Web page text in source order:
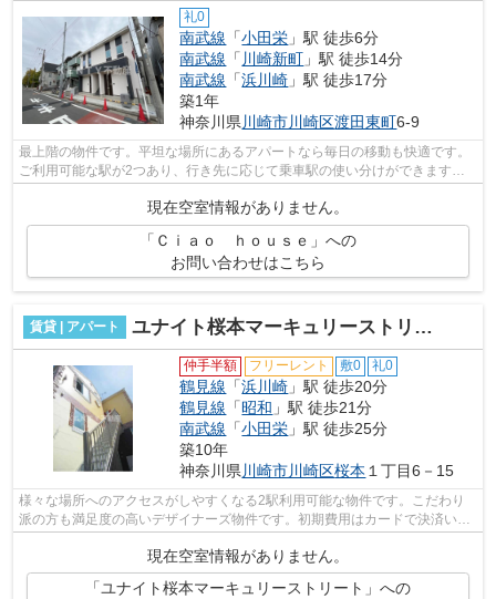
礼0
南武線 「小田栄 」駅 徒歩6分
南武線 「 川崎新町 」駅 徒歩14分
南武線 「浜川崎 」駅 徒歩17分
築1年
神奈川県 川崎市川崎区渡田東町6-9
最上階の物件です。平坦な場所にあるアパートなら毎日の移動も快適です。
ご利用可能な駅が2つあり、行き先に応じて乗車駅の使い分けができます。
現在空室情報がありません。
「Ｃｉａｏ ｈｏｕｓｅ」への
お問い合わせはこちら
賃貸 | アパート ユナイト桜本マーキュリーストリート
仲手半額 フリーレント 敷0 礼0
鶴見線 「浜川崎 」駅 徒歩20分
鶴見線 「昭和 」駅 徒歩21分
南武線 「小田栄 」駅 徒歩25分
築10年
神奈川県 川崎市川崎区桜本 １丁目6－15
様々な場所へのアクセスがしやすくなる2駅利用可能な物件です。こだわり
派の方も満足度の高いデザイナーズ物件です。初期費用はカードで決済いた
だけます。こちらの物件はアパートです...
現在空室情報がありません。
「ユナイト桜本マーキュリーストリート」への